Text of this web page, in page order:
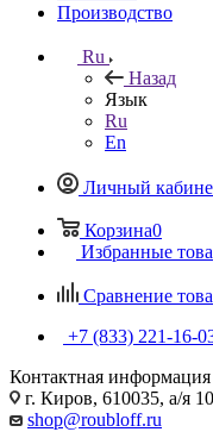
Производство
Ru
Назад
Язык
Ru
En
Личный
Корзина0
Избранные
Сравнение
+7 (833) 221-16-
Контактная информация
г. Киров, 610035, а/я
shop@roubloff.ru